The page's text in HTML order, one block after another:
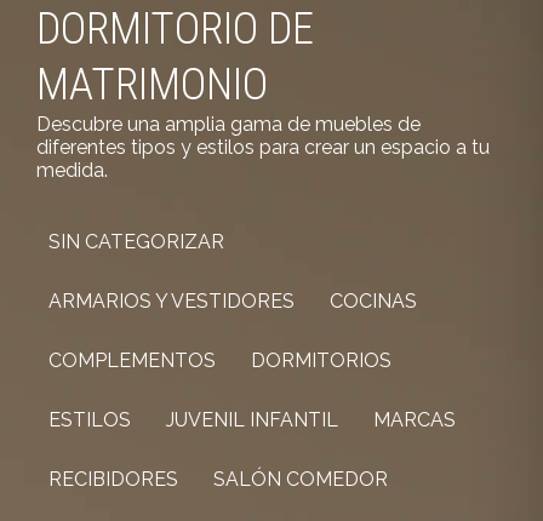
DORMITORIO DE
MATRIMONIO
Descubre una amplia gama de muebles de
diferentes tipos y estilos para crear un espacio a tu
medida.
SIN CATEGORIZAR
ARMARIOS Y VESTIDORES COCINAS
COMPLEMENTOS DORMITORIOS
ESTILOS JUVENIL INFANTIL MARCAS
RECIBIDORES SALÓN COMEDOR